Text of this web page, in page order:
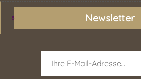
Newsletter